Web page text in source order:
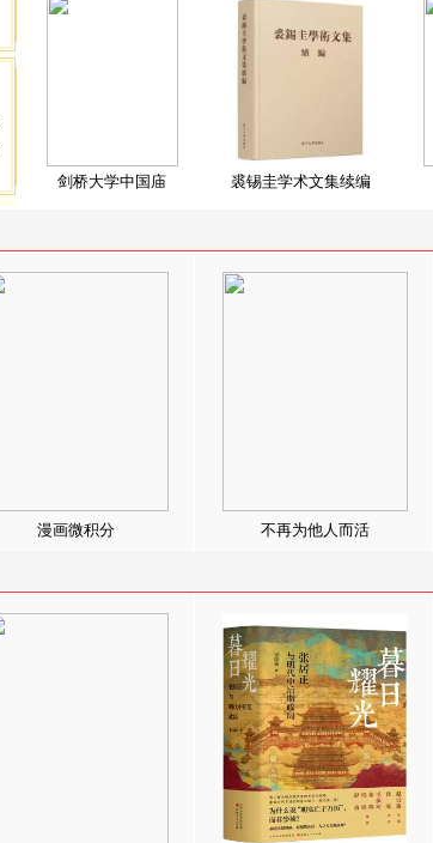
剑桥大学中国庙 裘锡圭学术文集续编
漫画微积分 不再为他人而活